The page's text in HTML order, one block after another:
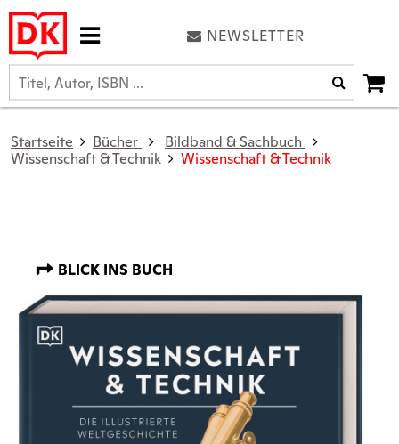
NEWSLETTER
Startseite Bücher
Bildband & Sachbuch
Wissenschaft & Technik
Wissenschaft & Technik
BLICK INS BUCH